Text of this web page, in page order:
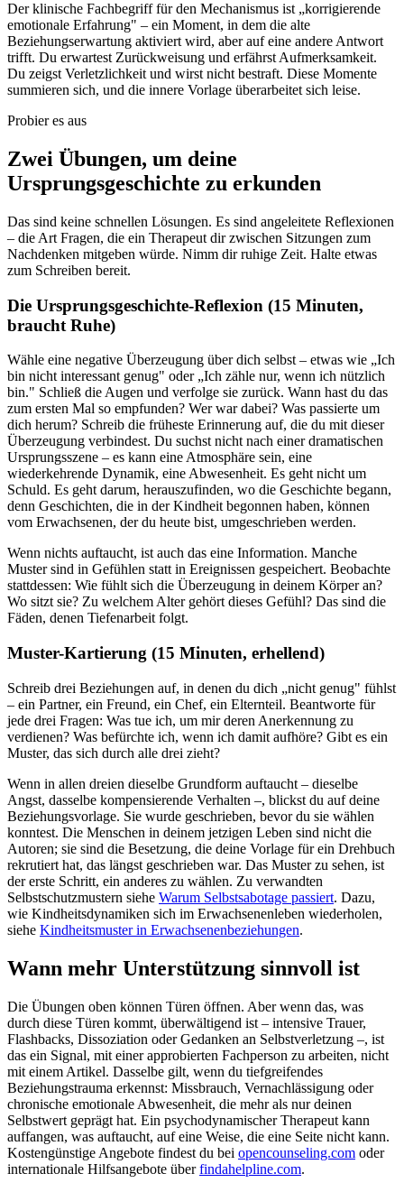
Der klinische Fachbegriff für den Mechanismus ist „korrigierende
emotionale Erfahrung" – ein Moment, in dem die alte
Beziehungserwartung aktiviert wird, aber auf eine andere Antwort
trifft. Du erwartest Zurückweisung und erfährst Aufmerksamkeit.
Du zeigst Verletzlichkeit und wirst nicht bestraft. Diese Momente
summieren sich, und die innere Vorlage überarbeitet sich leise.
Probier es aus
Zwei Übungen, um deine
Ursprungsgeschichte zu erkunden
Das sind keine schnellen Lösungen. Es sind angeleitete Reflexionen
– die Art Fragen, die ein Therapeut dir zwischen Sitzungen zum
Nachdenken mitgeben würde. Nimm dir ruhige Zeit. Halte etwas
zum Schreiben bereit.
Die Ursprungsgeschichte-Reflexion (15 Minuten,
braucht Ruhe)
Wähle eine negative Überzeugung über dich selbst – etwas wie „Ich
bin nicht interessant genug" oder „Ich zähle nur, wenn ich nützlich
bin." Schließ die Augen und verfolge sie zurück. Wann hast du das
zum ersten Mal so empfunden? Wer war dabei? Was passierte um
dich herum? Schreib die früheste Erinnerung auf, die du mit dieser
Überzeugung verbindest. Du suchst nicht nach einer dramatischen
Ursprungsszene – es kann eine Atmosphäre sein, eine
wiederkehrende Dynamik, eine Abwesenheit. Es geht nicht um
Schuld. Es geht darum, herauszufinden, wo die Geschichte begann,
denn Geschichten, die in der Kindheit begonnen haben, können
vom Erwachsenen, der du heute bist, umgeschrieben werden.
Wenn nichts auftaucht, ist auch das eine Information. Manche
Muster sind in Gefühlen statt in Ereignissen gespeichert. Beobachte
stattdessen: Wie fühlt sich die Überzeugung in deinem Körper an?
Wo sitzt sie? Zu welchem Alter gehört dieses Gefühl? Das sind die
Fäden, denen Tiefenarbeit folgt.
Muster-Kartierung (15 Minuten, erhellend)
Schreib drei Beziehungen auf, in denen du dich „nicht genug" fühlst
– ein Partner, ein Freund, ein Chef, ein Elternteil. Beantworte für
jede drei Fragen: Was tue ich, um mir deren Anerkennung zu
verdienen? Was befürchte ich, wenn ich damit aufhöre? Gibt es ein
Muster, das sich durch alle drei zieht?
Wenn in allen dreien dieselbe Grundform auftaucht – dieselbe
Angst, dasselbe kompensierende Verhalten –, blickst du auf deine
Beziehungsvorlage. Sie wurde geschrieben, bevor du sie wählen
konntest. Die Menschen in deinem jetzigen Leben sind nicht die
Autoren; sie sind die Besetzung, die deine Vorlage für ein Drehbuch
rekrutiert hat, das längst geschrieben war. Das Muster zu sehen, ist
der erste Schritt, ein anderes zu wählen. Zu verwandten
Selbstschutzmustern siehe Warum Selbstsabotage passiert. Dazu,
wie Kindheitsdynamiken sich im Erwachsenenleben wiederholen,
siehe Kindheitsmuster in Erwachsenenbeziehungen.
Wann mehr Unterstützung sinnvoll ist
Die Übungen oben können Türen öffnen. Aber wenn das, was
durch diese Türen kommt, überwältigend ist – intensive Trauer,
Flashbacks, Dissoziation oder Gedanken an Selbstverletzung –, ist
das ein Signal, mit einer approbierten Fachperson zu arbeiten, nicht
mit einem Artikel. Dasselbe gilt, wenn du tiefgreifendes
Beziehungstrauma erkennst: Missbrauch, Vernachlässigung oder
chronische emotionale Abwesenheit, die mehr als nur deinen
Selbstwert geprägt hat. Ein psychodynamischer Therapeut kann
auffangen, was auftaucht, auf eine Weise, die eine Seite nicht kann.
Kostengünstige Angebote findest du bei opencounseling.com oder
internationale Hilfsangebote über findahelpline.com.